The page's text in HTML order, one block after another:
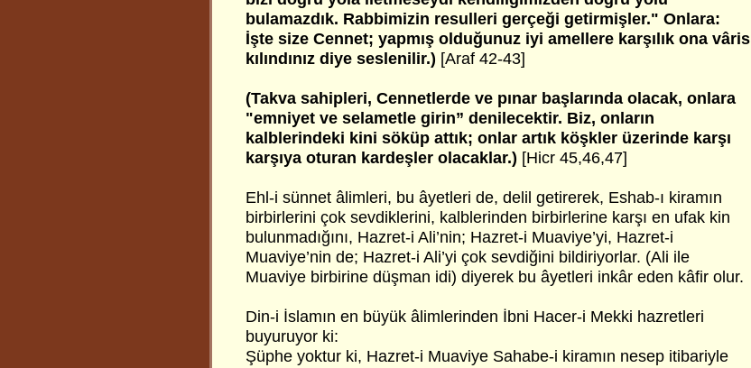
bulamazdık. Rabbimizin resulleri gerçeği getirmişler." Onlara:
İşte size Cennet; yapmış olduğunuz iyi amellere karşılık ona vâris
kılındınız diye seslenilir.) [Araf 42-43]
(Takva sahipleri, Cennetlerde ve pınar başlarında olacak, onlara
"emniyet ve selametle girin” denilecektir. Biz, onların
kalblerindeki kini söküp attık; onlar artık köşkler üzerinde karşı
karşıya oturan kardeşler olacaklar.) [Hicr 45,46,47]
Ehl-i sünnet âlimleri, bu âyetleri de, delil getirerek, Eshab-ı kiramın
birbirlerini çok sevdiklerini, kalblerinden birbirlerine karşı en ufak kin
bulunmadığını, Hazret-i Ali’nin; Hazret-i Muaviye’yi, Hazret-i
Muaviye’nin de; Hazret-i Ali’yi çok sevdiğini bildiriyorlar. (Ali ile
Muaviye birbirine düşman idi) diyerek bu âyetleri inkâr eden kâfir olur.
Din-i İslamın en büyük âlimlerinden İbni Hacer-i Mekki hazretleri
buyuruyor ki:
Şüphe yoktur ki, Hazret-i Muaviye Sahabe-i kiramın nesep itibariyle